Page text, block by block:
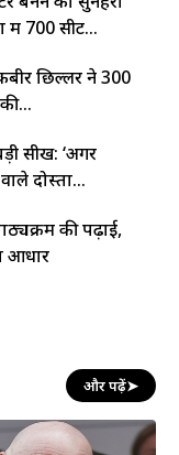
में 700 सीटें...
छिल्लर ने 300
सीख: ‘अगर
दोस्तों...
की पढ़ाई,
आधार
और पढ़ें➤